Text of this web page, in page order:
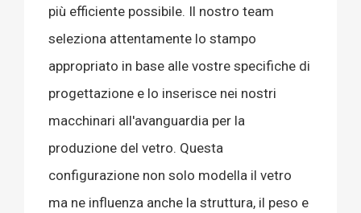
più efficiente possibile. Il nostro team
seleziona attentamente lo stampo
appropriato in base alle vostre specifiche di
progettazione e lo inserisce nei nostri
macchinari all'avanguardia per la
produzione del vetro. Questa
configurazione non solo modella il vetro
ma ne influenza anche la struttura, il peso e